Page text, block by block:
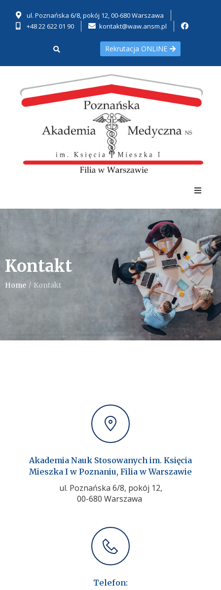
ul. Poznańska 6/8, pokój 12, 00-680 Warszawa
+48 22 622 01 90
kontakt@waw.ansm.pl
Rekrutacja ONLINE
Kontakt
Home / Kontakt
Akademia Nauk Stosowanych im. Księcia
Mieszka I w Poznaniu, Filia w Warszawie
ul. Poznańska 6/8, pokój 12,
00-680 Warszawa
Telefon: